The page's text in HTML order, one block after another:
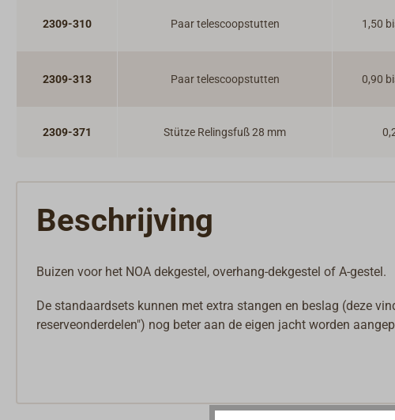
2309-310 Paar telescoopstutten 1,50
2309-313 Paar telescoopstutten 0,90
2309-371 Stütze Relingsfuß 28 mm
Beschrijving
Buizen voor het NOA dekgestel, overhang-dekgestel of A-gestel.
De standaardsets kunnen met extra stangen en beslag (deze
reserveonderdelen") nog beter aan de eigen jacht worden